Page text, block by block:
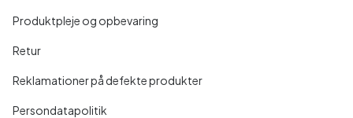
Produktpleje og opbevaring
Retur
Reklamationer på defekte produkter
Persondatapolitik